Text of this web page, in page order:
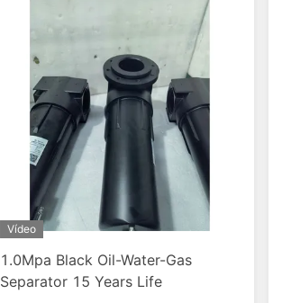
Vídeo
1.0Mpa Black Oil-Water-Gas
Separator 15 Years Life